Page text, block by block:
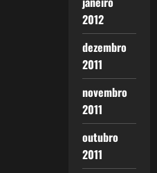
2012
dezembro
2011
novembro
2011
outubro
2011